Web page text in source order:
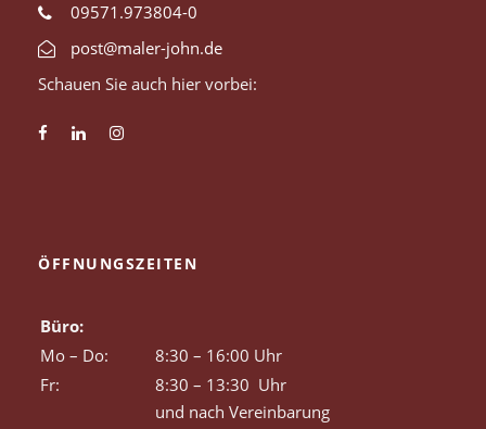
09571.973804-0
post@maler-john.de
Schauen Sie auch hier vorbei:
ÖFFNUNGSZEITEN
Büro:
Mo – Do:
8:30 – 16:00 Uhr
Fr:
8:30 – 13:30 Uhr
und nach Vereinbarung